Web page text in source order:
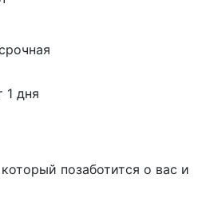
1 дня
позаботится о вас и